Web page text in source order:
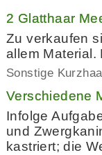
2 Glatthaar
Zu verkaufen
allem Material.
Sonstige
Verschiedene
Infolge
und
kastriert; die